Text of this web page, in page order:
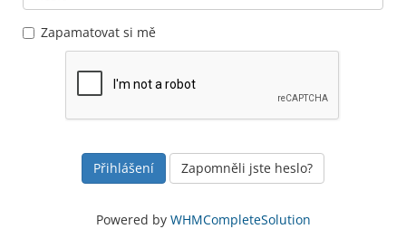
Zapamatovat si mě
Zapomněli jste heslo?
Powered by WHMCompleteSolution